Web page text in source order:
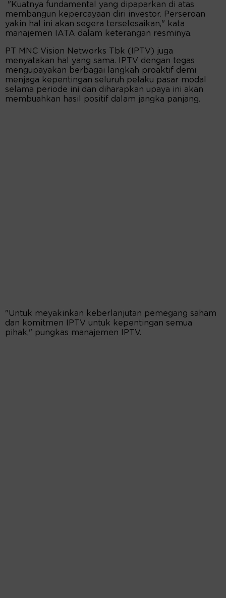
"Kuatnya fundamental yang dipaparkan di atas
membangun kepercayaan diri investor. Perseroan
yakin hal ini akan segera terselesaikan," kata
manajemen IATA dalam keterangan resminya.
PT MNC Vision Networks Tbk (IPTV) juga
menyatakan hal yang sama. IPTV dengan tegas
mengupayakan berbagai langkah proaktif demi
menjaga kepentingan seluruh pelaku pasar modal
selama periode ini dan diharapkan upaya ini akan
membuahkan hasil positif dalam jangka panjang.
"Untuk meyakinkan keberlanjutan pemegang saham
dan komitmen IPTV untuk kepentingan semua
pihak," pungkas manajemen IPTV.